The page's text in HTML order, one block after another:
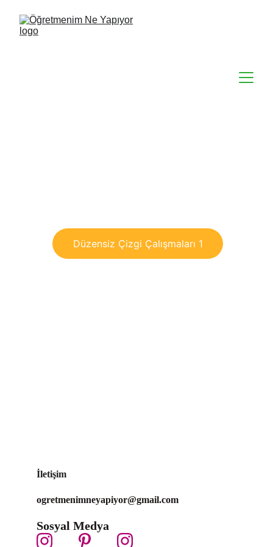
Düzensiz Çizgi Çalışmaları 1
İletişim
ogretmenimneyapiyor@gmail.com
Sosyal Medya